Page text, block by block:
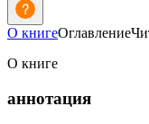
О книгеОглавление
О книге
аннотация